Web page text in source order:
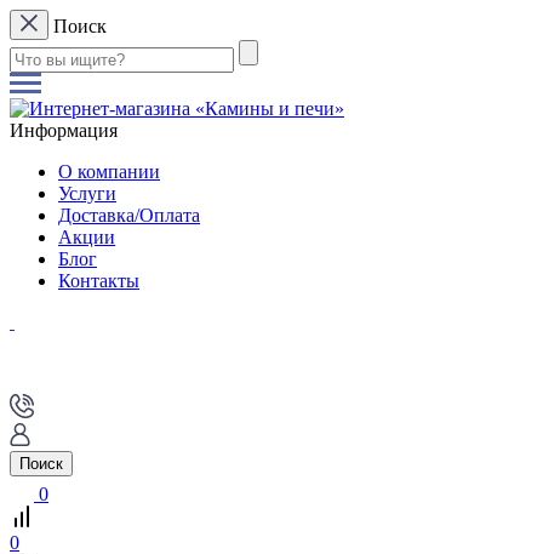
Поиск
Информация
О компании
Услуги
Доставка/Оплата
Акции
Блог
Контакты
Поиск
0
0